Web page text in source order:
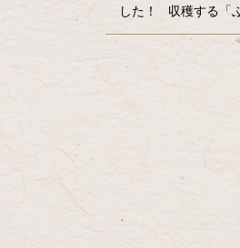
した！ 収穫する「
コ
ツ
ペ
先